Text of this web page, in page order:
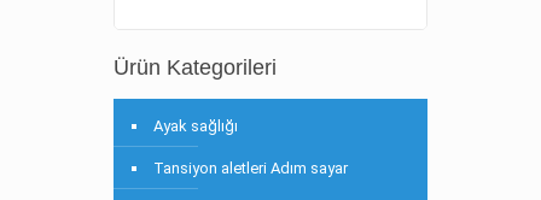
Ürün Kategorileri
Ayak sağlığı
Tansiyon aletleri Adım sayar